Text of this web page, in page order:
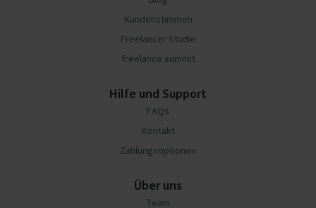
Kundenstimmen
Freelancer Studie
freelance summit
Hilfe und Support
FAQs
Kontakt
Zahlungsoptionen
Über uns
Team